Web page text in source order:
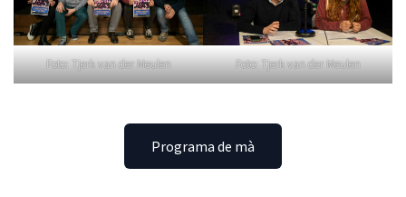
Foto: Tjerk van der Meulen Foto: Tjerk van der Meulen
Programa de mà